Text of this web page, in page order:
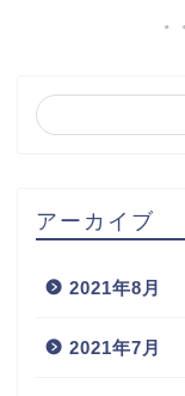
アーカイブ
2021年8月
2021年7月